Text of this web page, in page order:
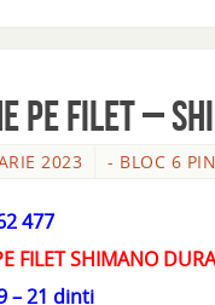
PE FILET –
2023 - BLOC 6
477
FILET SHIMANO
– 21 dinti